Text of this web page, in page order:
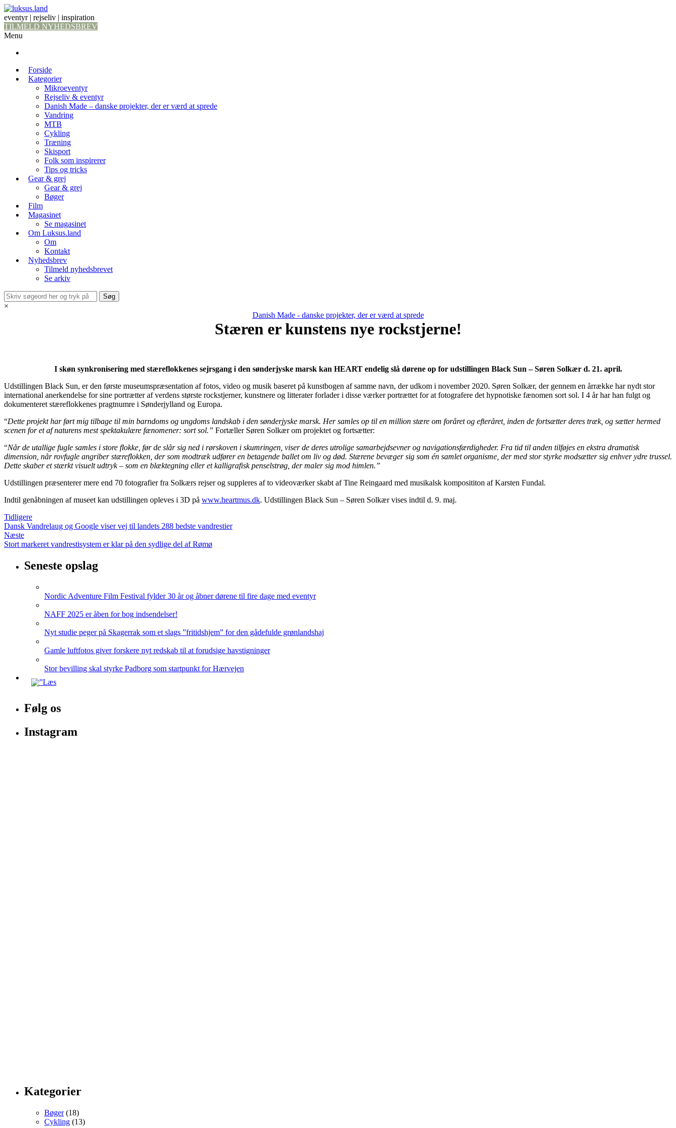
eventyr | rejseliv | inspiration
TILMELD NYHEDSBREV
Menu
Forside
Kategorier
Mikroeventyr
Rejseliv & eventyr
Danish Made – danske projekter, der er værd at sprede
Vandring
MTB
Cykling
Træning
Skisport
Folk som inspirerer
Tips og tricks
Gear & grej
Gear & grej
Bøger
Film
Magasinet
Se magasinet
Om Luksus.land
Om
Kontakt
Nyhedsbrev
Tilmeld nyhedsbrevet
Se arkiv
×
Danish Made - danske projekter, der er værd at sprede
Stæren er kunstens nye rockstjerne!
I skøn synkronisering med stæreflokkenes sejrsgang i den sønderjyske marsk kan HEART endelig slå dørene op for udstillingen Black Sun – Søren Solkær d. 21. april.
Udstillingen Black Sun, er den første museumspræsentation af fotos, video og musik baseret på kunstbogen af samme navn, der udkom i november 2020. Søren Solkær, der gennem en årrække har nydt stor
international anerkendelse for sine portrætter af verdens største rockstjerner, kunstnere og litterater forlader i disse værker portrættet for at fotografere det hypnotiske fænomen sort sol. I 4 år har han fulgt og
dokumenteret stæreflokkenes pragtnumre i Sønderjylland og Europa.
“Dette projekt har ført mig tilbage til min barndoms og ungdoms landskab i den sønderjyske marsk. Her samles op til en million stære om foråret og efteråret, inden de fortsætter deres træk, og sætter hermed
scenen for et af naturens mest spektakulære fænomener: sort sol.” Fortæller Søren Solkær om projektet og fortsætter:
“Når de utallige fugle samles i store flokke, før de slår sig ned i rørskoven i skumringen, viser de deres utrolige samarbejdsevner og navigationsfærdigheder. Fra tid til anden tilføjes en ekstra dramatisk
dimension, når rovfugle angriber stæreflokken, der som modtræk udfører en betagende ballet om liv og død. Stærene bevæger sig som én samlet organisme, der med stor styrke modsætter sig enhver ydre trussel.
Dette skaber et stærkt visuelt udtryk – som en blæktegning eller et kalligrafisk penselstrøg, der maler sig mod himlen.”
Udstillingen præsenterer mere end 70 fotografier fra Solkærs rejser og suppleres af to videoværker skabt af Tine Reingaard med musikalsk komposititon af Karsten Fundal.
Indtil genåbningen af museet kan udstillingen opleves i 3D på www.heartmus.dk. Udstillingen Black Sun – Søren Solkær vises indtil d. 9. maj.
Tidligere
Dansk Vandrelaug og Google viser vej til landets 288 bedste vandrestier
Næste
Stort markeret vandrestisystem er klar på den sydlige del af Rømø
Seneste opslag
Nordic Adventure Film Festival fylder 30 år og åbner dørene til fire dage med eventyr
NAFF 2025 er åben for bog indsendelser!
Nyt studie peger på Skagerrak som et slags ”fritidshjem” for den gådefulde grønlandshaj
Gamle luftfotos giver forskere nyt redskab til at forudsige havstigninger
Stor bevilling skal styrke Padborg som startpunkt for Hærvejen
Følg os
Instagram
Kategorier
Bøger(18)
Cykling (13)